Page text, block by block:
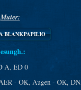
Muter:
BLANKPAPILIO
A, ED 0
- OK, Augen - OK,